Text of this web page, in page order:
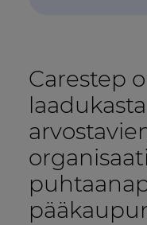
Carestep